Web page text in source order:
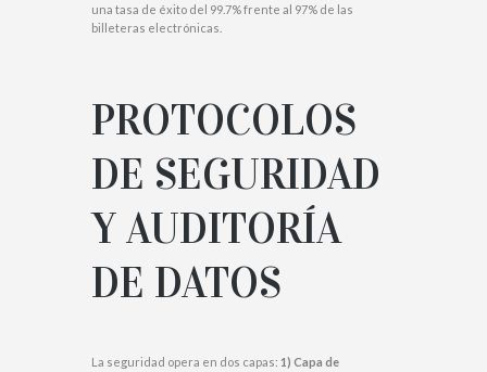
una tasa de éxito del 99.7% frente al 97% de las
billeteras electrónicas.
PROTOCOLOS
DE SEGURIDAD
Y AUDITORÍA
DE DATOS
La seguridad opera en dos capas: 1) Capa de